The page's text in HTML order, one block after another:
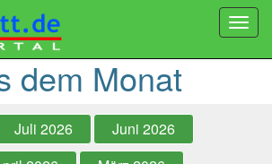
dem Monat
Juli 2026
Juni 2026